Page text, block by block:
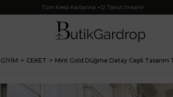
Tüm Kredi Kartlarına +12 Taksit İmkanı!
CEKET Mint Gold Düğme Detay Cepli Tasarım